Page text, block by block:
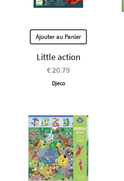
Ajouter au Panier
Little action
€ 20.79
Djeco